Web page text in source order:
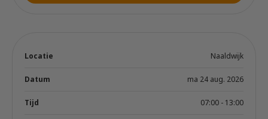
Naaldwijk
ma 24 aug. 2026
07:00 - 13:00